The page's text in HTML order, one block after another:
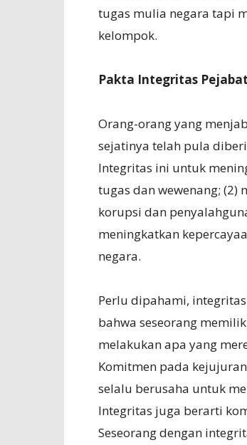
tugas mulia negara tapi
kelompok.
Pakta Integritas Pejabat
Orang-orang yang
sejatinya telah pula
Integritas ini untuk
tugas dan wewenang;
korupsi dan
meningkatkan
negara.
Perlu dipahami,
bahwa seseorang
melakukan apa yang
Komitmen pada
selalu berusaha untuk
Integritas juga berarti
Seseorang dengan